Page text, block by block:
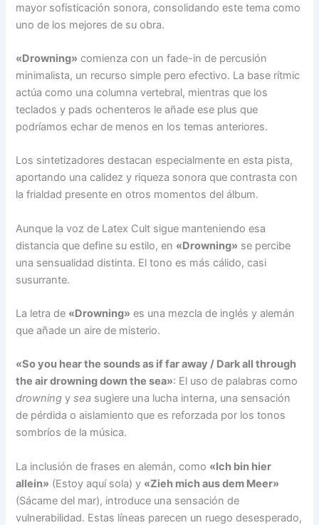
mayor sofisticación sonora, consolidando este tema como
uno de los mejores de su obra.
«Drowning» comienza con un fade-in de percusión
minimalista, un recurso simple pero efectivo. La base rítmic
actúa como una columna vertebral, mientras que los
teclados y pads ochenteros le añade ese plus que
podríamos echar de menos en los temas anteriores.
Los sintetizadores destacan especialmente en esta pista,
aportando una calidez y riqueza sonora que contrasta con
la frialdad presente en otros momentos del álbum.
Aunque la voz de Latex Cult sigue manteniendo esa
distancia que define su estilo, en «Drowning» se percibe
una sensualidad distinta. El tono es más cálido, casi
susurrante.
La letra de «Drowning» es una mezcla de inglés y alemán
que añade un aire de misterio.
«So you hear the sounds as if far away / Dark all through
the air drowning down the sea»: El uso de palabras como
drowning ysea sugiere una lucha interna, una sensación
de pérdida o aislamiento que es reforzada por los tonos
sombríos de la música.
La inclusión de frases en alemán, como «Ich bin hier
allein» (Estoy aquí sola) y «Zieh mich aus dem Meer»
(Sácame del mar), introduce una sensación de
vulnerabilidad. Estas líneas parecen un ruego desesperado,